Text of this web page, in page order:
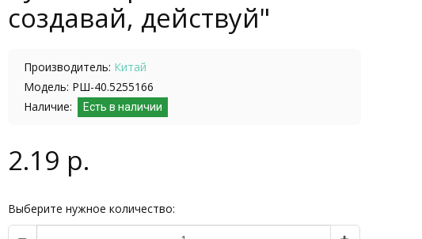
создавай, действуй"
Производитель: Китай
Модель: РШ-40.5255166
Наличие:
Есть в наличии
2.19 р.
Выберите нужное количество: